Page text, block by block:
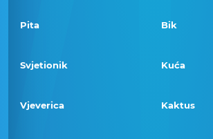
Pita Bik
Svjetionik Kuća
Vjeverica Kaktus